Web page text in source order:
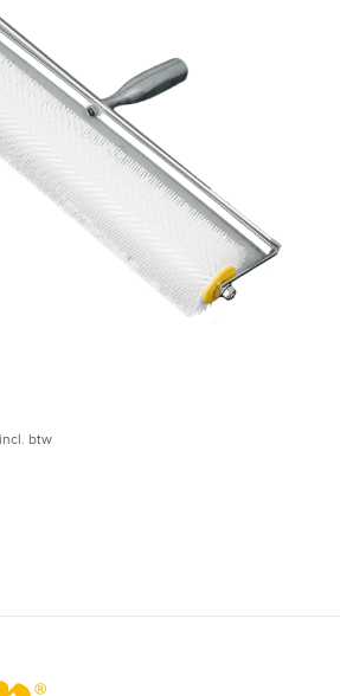
incl. btw